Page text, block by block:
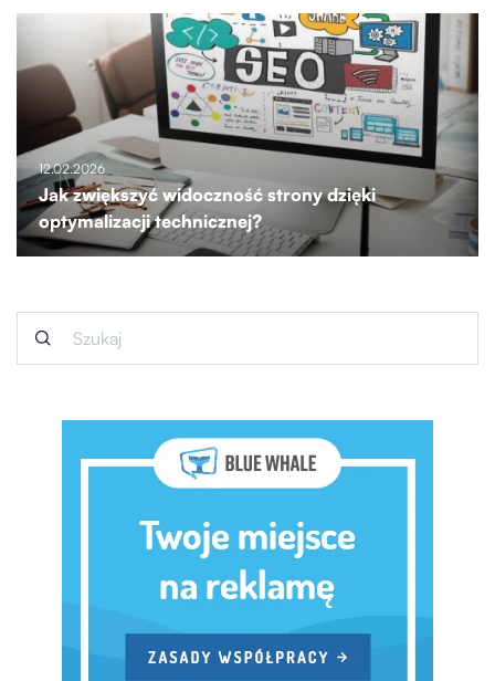
12.02.2026
Jak zwiększyć widoczność strony dzięki
optymalizacji technicznej?